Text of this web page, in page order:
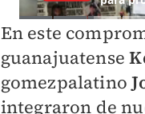
En este
guanajuatense
gomezpalatino
integraron de